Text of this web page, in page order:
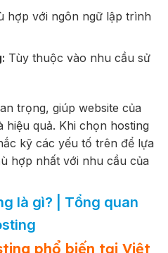
hợp với ngôn ngữ lập trình
Tùy thuộc vào nhu cầu sử
trọng, giúp website của
quả. Khi chọn hosting
kỹ các yếu tố trên để lựa
hợp nhất với nhu cầu của
là gì? | Tổng quan
phổ biến tại Việt